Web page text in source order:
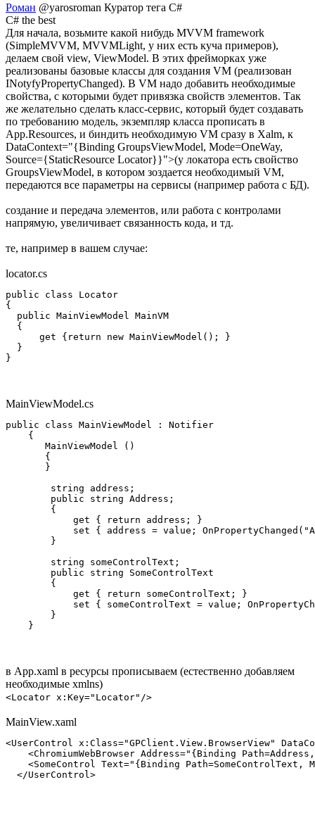
Роман @yarosroman Куратор тега C#
C# the best
Для начала, возьмите какой нибудь MVVM framework
(SimpleMVVM, MVVMLight, у них есть куча примеров),
делаем свой view, ViewModel. В этих фрейморках уже
реализованы базовые классы для создания VM (реализован
INotyfyPropertyChanged). В VM надо добавить необходимые
свойства, с которыми будет привязка свойств элементов. Так
же желательно сделать класс-сервис, который будет создавать
по требованию модель, экземпляр класса прописать в
App.Resources, и биндить необходимую VM сразу в Xalm, к
DataContext="{Binding GroupsViewModel, Mode=OneWay,
Source={StaticResource Locator}}">(у локатора есть свойство
GroupsViewModel, в котором зоздается необходимый VM,
передаются все параметры на сервисы (например работа с БД).
создание и передача элементов, или работа с контролами
напрямую, увеличивает связанность кода, и тд.
те, например в вашем случае:
locator.cs
public class Locator
{
  public MainViewModel MainVM
  {
      get {return new MainViewModel(); }
  }
}
MainViewModel.cs
public class MainViewModel : Notifier
    {
       MainViewModel ()
       {
       }
        string address;
        public string Address;
        {
            get { return address; }
set { address = value;
        }
        string someControlText;
        public string SomeControlText
        {
            get { return someControlText; }
set { someControlText = value;
        }
    }
в App.xaml в ресурсы прописываем (естественно добавляем
необходимые xmlns)
<Locator x:Key="Locator"/>
MainView.xaml
<UserControl x:Class="GPClient.View.BrowserView"
<ChromiumWebBrowser Address="{Binding
<SomeControl Text="{Binding Path=SomeControlText,
  </UserControl>